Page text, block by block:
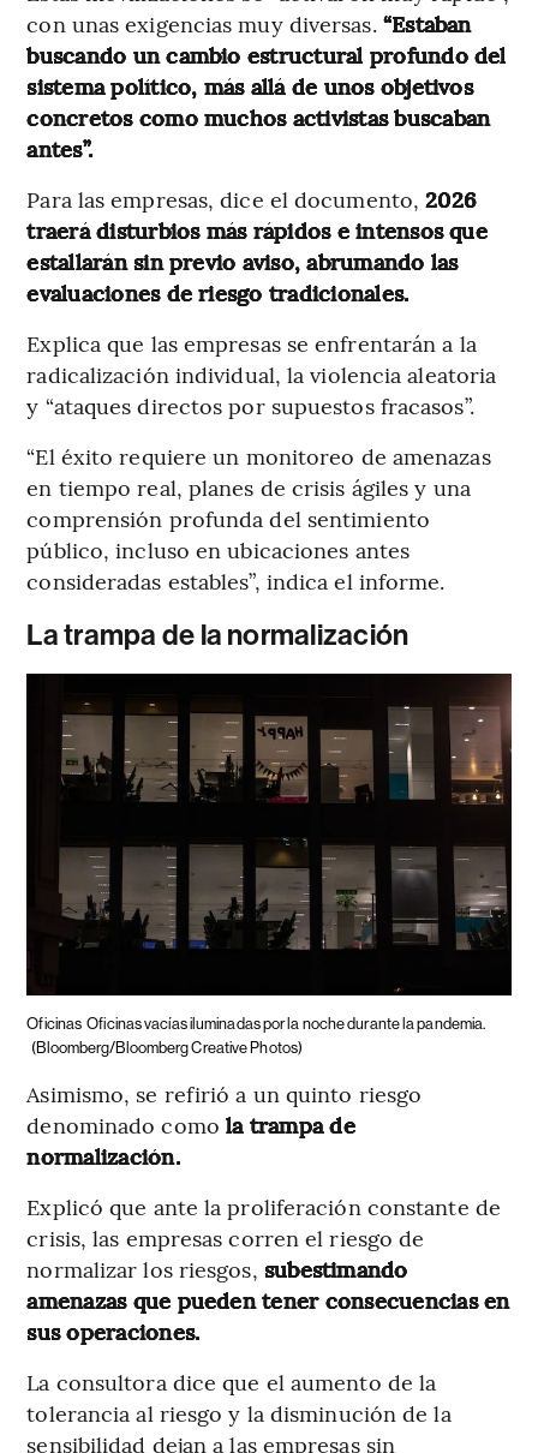
con unas exigencias muy diversas. “Estaban
buscando un cambio estructural profundo del
sistema político, más allá de unos objetivos
concretos como muchos activistas buscaban
antes”.
Para las empresas, dice el documento,2026
traerá disturbios más rápidos e intensos que
estallarán sin previo aviso, abrumando las
evaluaciones de riesgo tradicionales.
Explica que las empresas se enfrentarán a la
radicalización individual, la violencia aleatoria
y “ataques directos por supuestos fracasos”.
“El éxito requiere un monitoreo de amenazas
en tiempo real, planes de crisis ágiles y una
comprensión profunda del sentimiento
público, incluso en ubicaciones antes
consideradas estables”, indica el informe.
La trampa de la normalización
Oficinas Oficinas vacías iluminadas por la noche durante la pandemia.
(Bloomberg/Bloomberg Creative Photos)
Asimismo, se refirió a un quinto riesgo
denominado como la trampa de
normalización.
Explicó que ante la proliferación constante de
crisis, las empresas corren el riesgo de
normalizar los riesgos, subestimando
amenazas que pueden tener consecuencias en
sus operaciones.
La consultora dice que el aumento de la
tolerancia al riesgo y la disminución de la
sensibilidad dejan a las empresas sin